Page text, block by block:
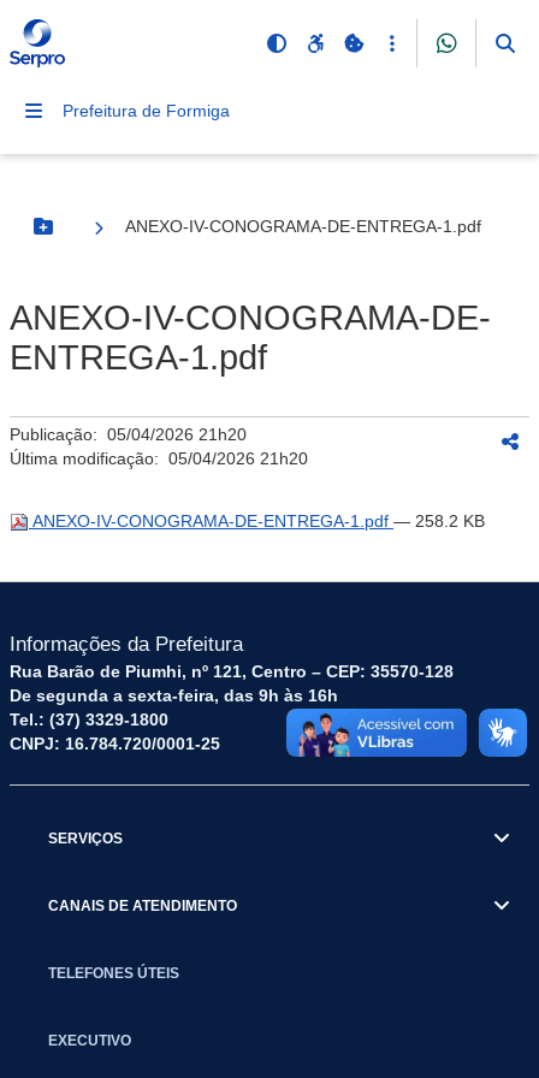
Prefeitura de Formiga
Botão Menu
ANEXO-IV-CONOGRAMA-DE-ENTREGA-1.pdf
ANEXO-IV-CONOGRAMA-DE-
ENTREGA-1.pdf
Publicação: 05/04/2026 21h20
Última modificação: 05/04/2026 21h20
ANEXO-IV-CONOGRAMA-DE-ENTREGA-1.pdf — 258.2 KB
Informações da Prefeitura
Rua Barão de Piumhi, nº 121, Centro – CEP: 35570-128
De segunda a sexta-feira, das 9h às 16h
Tel.: (37) 3329-1800
CNPJ: 16.784.720/0001-25
SERVIÇOS
CANAIS DE ATENDIMENTO
TELEFONES ÚTEIS
EXECUTIVO